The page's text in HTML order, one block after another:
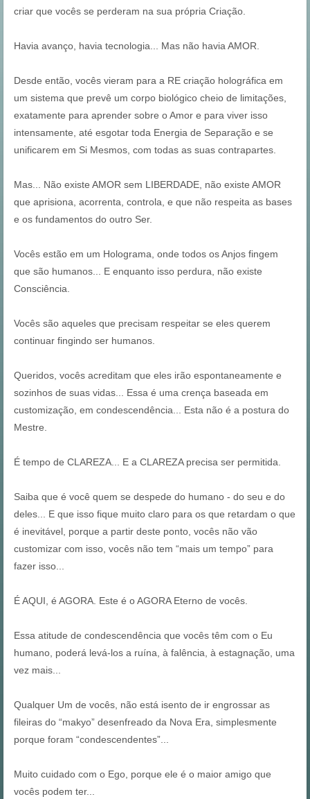
criar que vocês se perderam na sua própria Criação.
Havia avanço, havia tecnologia... Mas não havia AMOR.
Desde então, vocês vieram para a RE criação holográfica em
um sistema que prevê um corpo biológico cheio de limitações,
exatamente para aprender sobre o Amor e para viver isso
intensamente, até esgotar toda Energia de Separação e se
unificarem em Si Mesmos, com todas as suas contrapartes.
Mas... Não existe AMOR sem LIBERDADE, não existe AMOR
que aprisiona, acorrenta, controla, e que não respeita as bases
e os fundamentos do outro Ser.
Vocês estão em um Holograma, onde todos os Anjos fingem
que são humanos... E enquanto isso perdura, não existe
Consciência.
Vocês são aqueles que precisam respeitar se eles querem
continuar fingindo ser humanos.
Queridos, vocês acreditam que eles irão espontaneamente e
sozinhos de suas vidas... Essa é uma crença baseada em
customização, em condescendência... Esta não é a postura do
Mestre.
É tempo de CLAREZA... E a CLAREZA precisa ser permitida.
Saiba que é você quem se despede do humano - do seu e do
deles... E que isso fique muito claro para os que retardam o que
é inevitável, porque a partir deste ponto, vocês não vão
customizar com isso, vocês não tem “mais um tempo” para
fazer isso...
É AQUI, é AGORA. Este é o AGORA Eterno de vocês.
Essa atitude de condescendência que vocês têm com o Eu
humano, poderá levá-los a ruína, à falência, à estagnação, uma
vez mais...
Qualquer Um de vocês, não está isento de ir engrossar as
fileiras do “makyo” desenfreado da Nova Era, simplesmente
porque foram “condescendentes”...
Muito cuidado com o Ego, porque ele é o maior amigo que
vocês podem ter...